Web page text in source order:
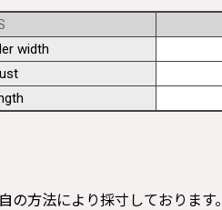
width
方法により採寸しております。